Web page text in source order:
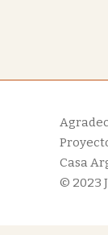
Casa
© 2023